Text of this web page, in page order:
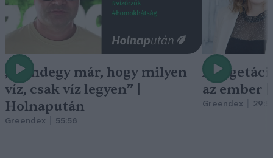
„Mindegy már, hogy milyen
víz, csak víz legyen” |
Holnapután
Greendex 55:58
A
az ember
Greendex